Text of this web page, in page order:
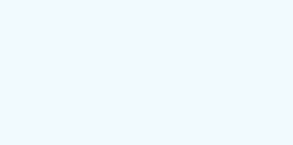
und modernen